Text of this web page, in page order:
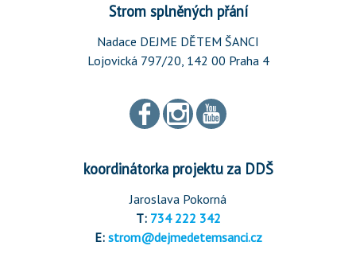
Strom splněných přání
Nadace DEJME DĚTEM ŠANCI
Lojovická 797/20, 142 00 Praha 4
koordinátorka projektu za DDŠ
Jaroslava Pokorná
T: 734 222 342
E: strom@dejmedetemsanci.cz